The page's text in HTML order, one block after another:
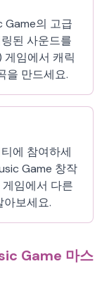
의 고급
된 사운드를
게임에서 캐릭
을 만드세요.
에 참여하세
Game 창작
임에서 다른
보세요.
Game 마스